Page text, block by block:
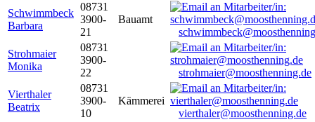
Schwimmbeck
Barbara
08731
3900-
21
Bauamt
Strohmaier
Monika
08731
3900-
22
strohmaier@moosthenning.de
Vierthaler
Beatrix
08731
3900-
10
Kämmerei
vierthaler@moosthenning.de